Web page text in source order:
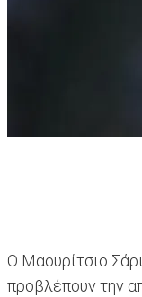
Ο Μαουρίτσιο
προβλέπουν την